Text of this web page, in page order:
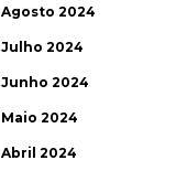
Agosto 2024
Julho 2024
Junho 2024
Maio 2024
Abril 2024